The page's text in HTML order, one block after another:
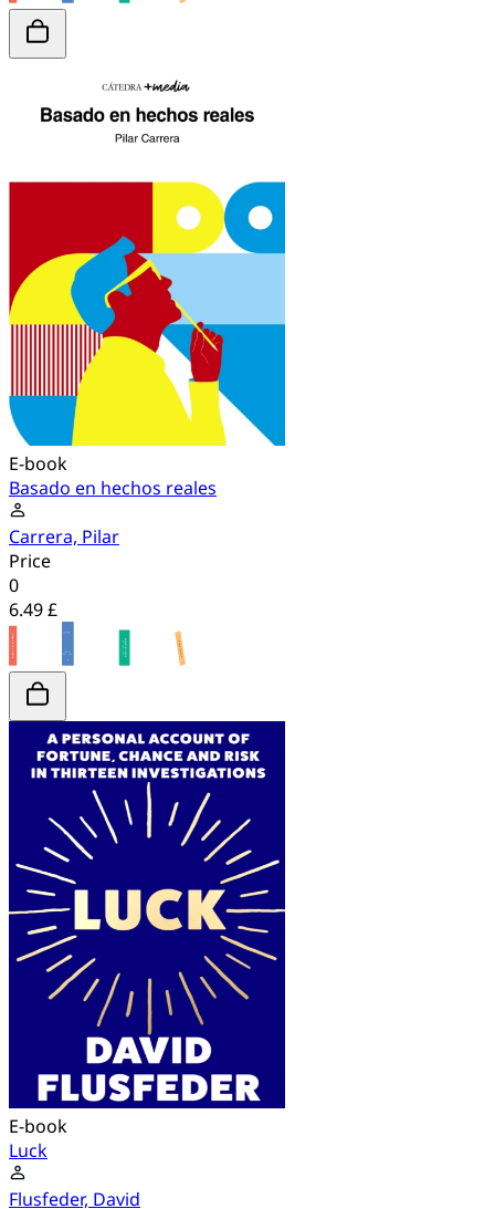
E-book
Basado en hechos reales
Carrera, Pilar
Price
0
6.49 £
E-book
Luck
Flusfeder, David